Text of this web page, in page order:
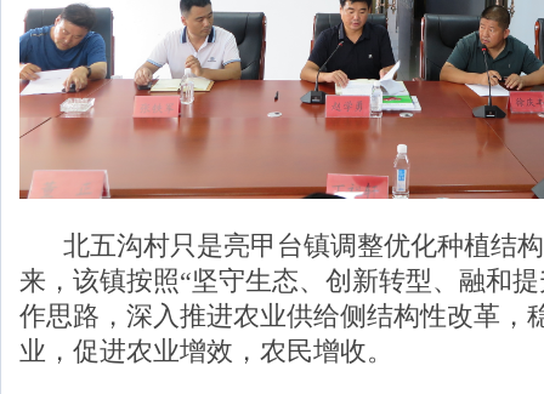
北五沟村只是亮甲台镇调整优化种植结
来，该镇按照“坚守生态、创新转型、融和
作思路，深入推进农业供给侧结构性改革，
业，促进农业增效，农民增收。